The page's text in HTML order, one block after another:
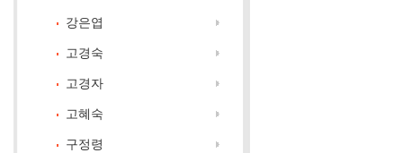
강은엽
고경숙
고경자
고혜숙
구정령